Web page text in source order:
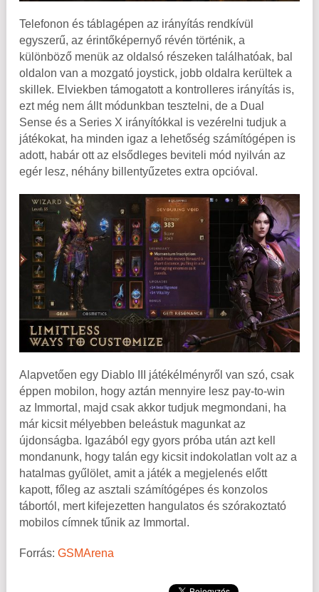
Telefonon és táblagépen az irányítás rendkívül
egyszerű, az érintőképernyő révén történik, a
különböző menük az oldalsó részeken találhatóak, bal
oldalon van a mozgató joystick, jobb oldalra kerültek a
skillek. Elviekben támogatott a kontrolleres irányítás is,
ezt még nem állt módunkban tesztelni, de a Dual
Sense és a Series X irányítókkal is vezérelni tudjuk a
játékokat, ha minden igaz a lehetőség számítógépen is
adott, habár ott az elsődleges beviteli mód nyilván az
egér lesz, néhány billentyűzetes extra opcióval.
Alapvetően egy Diablo III játékélményről van szó, csak
éppen mobilon, hogy aztán mennyire lesz pay-to-win
az Immortal, majd csak akkor tudjuk megmondani, ha
már kicsit mélyebben beleástuk magunkat az
újdonságba. Igazából egy gyors próba után azt kell
mondanunk, hogy talán egy kicsit indokolatlan volt az a
hatalmas gyűlölet, amit a játék a megjelenés előtt
kapott, főleg az asztali számítógépes és konzolos
tábortól, mert kifejezetten hangulatos és szórakoztató
mobilos címnek tűnik az Immortal.
Forrás: GSMArena